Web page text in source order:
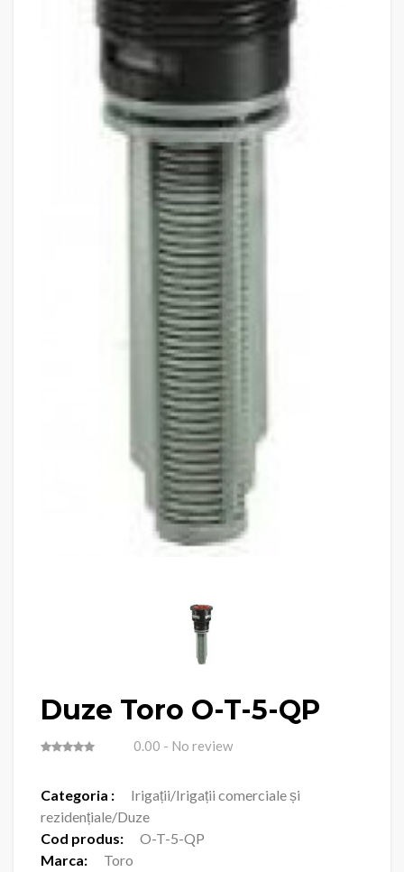
Duze Toro O-T-5-QP
0.00 - No review
Categoria :
Irigații/Irigații comerciale și
rezidențiale/Duze
Cod produs:
O-T-5-QP
Marca:
Toro